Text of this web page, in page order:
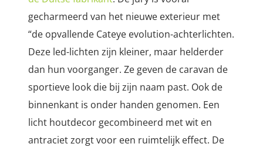
gecharmeerd van het nieuwe exterieur met
“de opvallende Cateye evolution-achterlichten.
Deze led-lichten zijn kleiner, maar helderder
dan hun voorganger. Ze geven de caravan de
sportieve look die bij zijn naam past. Ook de
binnenkant is onder handen genomen. Een
licht houtdecor gecombineerd met wit en
antraciet zorgt voor een ruimtelijk effect. De